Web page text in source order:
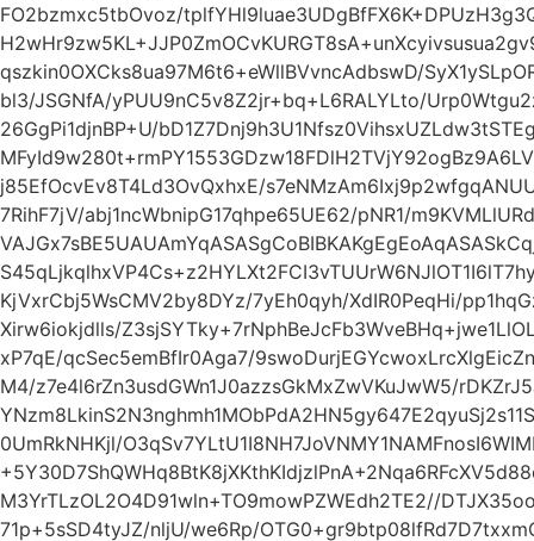
FO2bzmxc5tbOvoz/
qszkin0OXCks8ua97M6t6+eWllBVvncAdbswD/
bl3/JSGNfA/yPUU9nC5v8Z2jr+bq+L6RALYLto/
26GgPi1djnBP+U/
j85EfOcvEv8T4Ld3OvQxhxE/
7RihF7jV/abj1ncWbnipG17qhpe65UE62/pNR1/
KjVxrCbj5WsCMV2by8DYz/7yEh0qyh/XdIR0PeqHi/
Xirw6iokjdlls/
xP7qE/qcSec5emBfIr0Aga7/
M4/z7e4l6rZn3usdGWn1J0azzsGkMxZwVKuJwW5/
0UmRkNHKjl/
M3YrTLzOL2O4D91wln+TO9mowPZWEdh2TE2//
71p+5sSD4tyJZ/nljU/we6Rp/